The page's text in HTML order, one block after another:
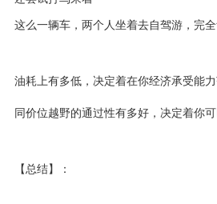
这么一辆车，两个人坐着去自驾游，完全
油耗上有多低，决定着在你经济承受能
同价位越野的通过性有多好，决定着你
【总结】：